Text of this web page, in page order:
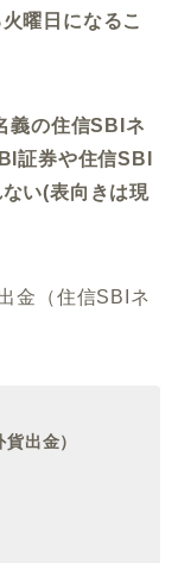
曜日になるこ
義の住信SBIネ
証券や住信SBI
い(表向きは現
（住信SBIネ
出金）